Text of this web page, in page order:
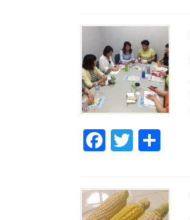
bo
ok
tte
r
Fa
bo
ok
T
tte
r